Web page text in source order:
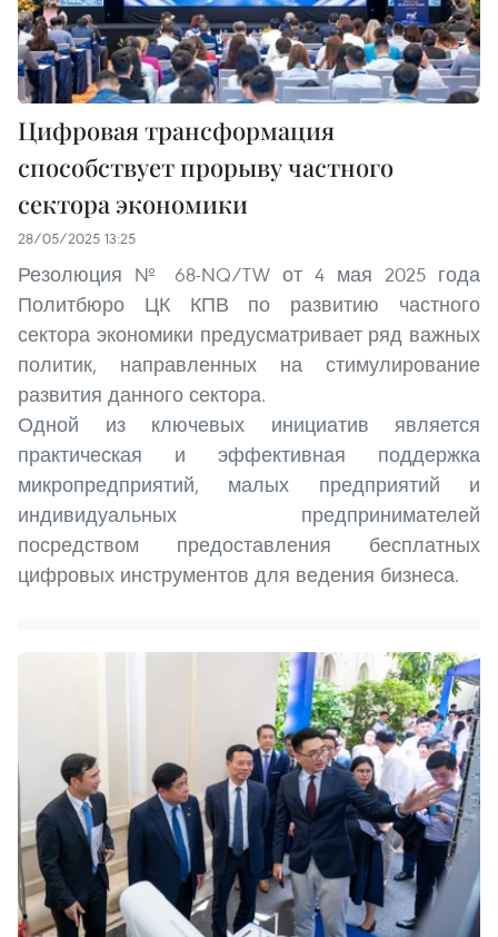
Цифровая трансформация
способствует прорыву частного
сектора экономики
28/05/2025 13:25
Резолюция № 68-NQ/TW от 4 мая 2025 года
Политбюро ЦК КПВ по развитию частного
сектора экономики предусматривает ряд важных
политик, направленных на стимулирование
развития данного сектора.
Одной из ключевых инициатив является
практическая и эффективная поддержка
микропредприятий, малых предприятий и
индивидуальных предпринимателей
посредством предоставления бесплатных
цифровых инструментов для ведения бизнеса.